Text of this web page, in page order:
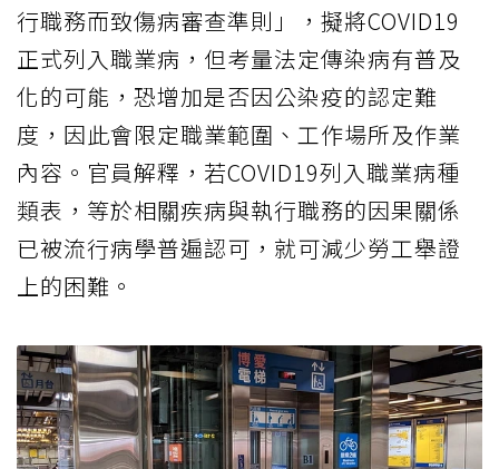
行職務而致傷病審查準則」，擬將COVID19
正式列入職業病，但考量法定傳染病有普及
化的可能，恐增加是否因公染疫的認定難
度，因此會限定職業範圍、工作場所及作業
內容。官員解釋，若COVID19列入職業病種
類表，等於相關疾病與執行職務的因果關係
已被流行病學普遍認可，就可減少勞工舉證
上的困難。